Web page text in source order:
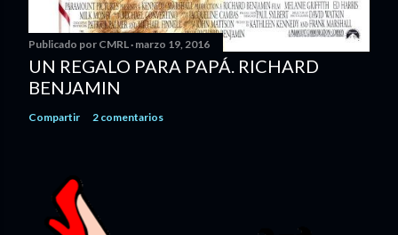
Publicado por CMRL marzo 19, 2016
UN REGALO PARA PAPÁ. RICHARD
BENJAMIN
Compartir 2 comentarios